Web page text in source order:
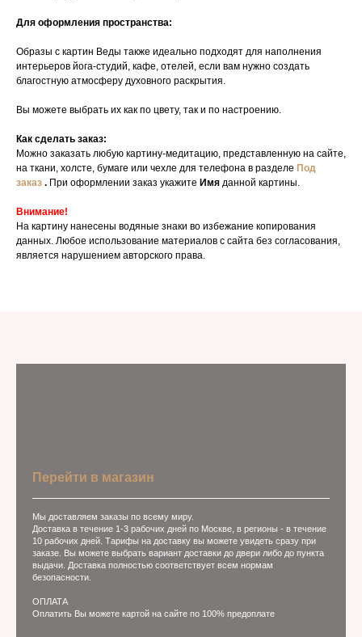
Для оформления пространства:
Образы с картин Веды также идеально подходят для наполнения
интерьеров йога-студий, кафе, отелей, если вам нужно создать
благостную атмосферу духовного раскрытия.
Вы можете выбрать их как по цвету, так и по настроению.
Как сделать заказ:
Можно заказать любую картину-медитацию, представленную на сайте,
на ткани, холсте, бумаге или чехле для телефона в разделе Под
заказ . При оформлении заказ укажите Имя данной картины.
Внимание!
На картину нанесены водяные знаки во избежание копирования
данных. Любое использование материалов с сайта без согласования,
является нарушением авторского права.
Перейти в магазин
Мы доставляем заказы по всему миру.
Доставка в течение 1-3 рабочих дней по Москве, в регионы - в течение
10 рабочих дней. Тарифы на доставку вы можете увидеть сразу при
заказе. Вы можете выбрать вариант доставки до двери либо до пункта
выдачи. Доставка полностью соответствует всем нормам
безопасности.
ОПЛАТА
Оплатить Вы можете картой на сайте по 100% предоплате